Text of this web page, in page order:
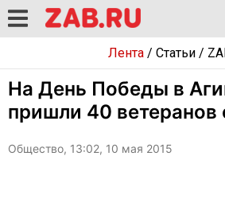
Лента/ Статьи/
На День Победы в
пришли 40 ветеранов
Общество, 13:02, 10 мая 2015